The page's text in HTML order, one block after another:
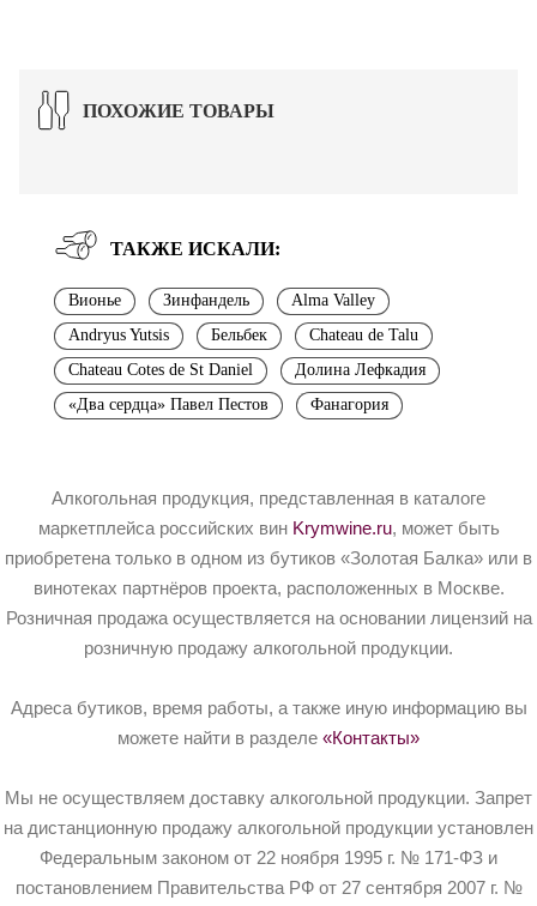
ПОХОЖИЕ ТОВАРЫ
ТАКЖЕ ИСКАЛИ:
Вионье Зинфандель
Alma Valley
Andryus Yutsis
Бельбек
Chateau de Talu
Chateau Cotes de St Daniel
Долина Лефкадия
«Два сердца» Павел Пестов
Фанагория
Алкогольная продукция, представленная в каталоге
маркетплейса российских вин Krymwine.ru, может быть
приобретена только в одном из бутиков «Золотая Балка» или в
винотеках партнёров проекта, расположенных в Москве.
Розничная продажа осуществляется на основании лицензий на
розничную продажу алкогольной продукции.
Адреса бутиков, время работы, а также иную информацию вы
можете найти в разделе «Контакты»
Мы не осуществляем доставку алкогольной продукции. Запрет
на дистанционную продажу алкогольной продукции установлен
Федеральным законом от 22 ноября 1995 г. № 171-ФЗ и
постановлением Правительства РФ от 27 сентября 2007 г. №